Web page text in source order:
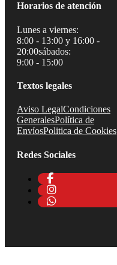
Horarios de atención
Lunes a viernes:
8:00 - 13:00 y 16:00 -
20:00sábados:
9:00 - 15:00
Textos legales
Aviso LegalCondiciones
GeneralesPolítica de
EnvíosPolitica de Cookies
Redes Sociales